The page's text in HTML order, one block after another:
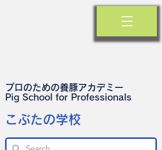
プロのための養豚アカデミー
​Pig School for Professionals
​こぶたの学校